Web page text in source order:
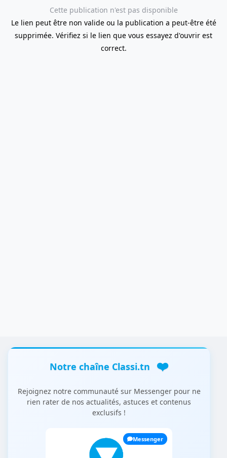
Cette publication n'est pas disponible
Le lien peut être non valide ou la publication a peut-être été
supprimée. Vérifiez si le lien que vous essayez d'ouvrir est
correct.
Notre chaîne Classi.tn ❤️
Rejoignez notre communauté sur Messenger pour ne
rien rater de nos actualités, astuces et contenus
exclusifs !
Messenger